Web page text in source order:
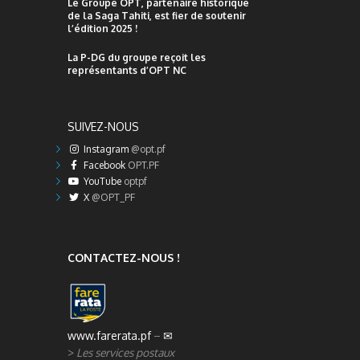
Le Groupe OPT, partenaire historique
de la Saga Tahiti, est fier de soutenir
l’édition 2025 !
La P-DG du groupe reçoit les
représentants d’OPT NC
SUIVEZ-NOUS
Instagram @opt.pf
Facebook OPT.PF
YouTube optpf
X @OPT_PF
CONTACTEZ-NOUS !
www.farerata.pf– ✉
> Les services postaux